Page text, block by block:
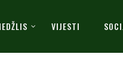
VIJESTI